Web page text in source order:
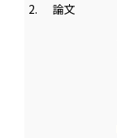
2. 論文